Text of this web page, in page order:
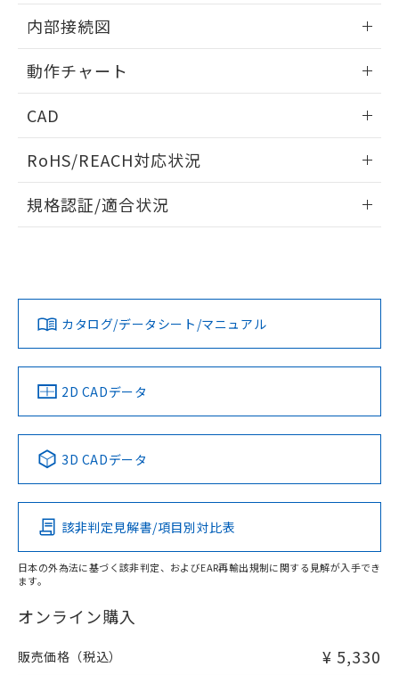
外形図
内部接続図
内部接続図
動作チャート
動作チャート
CAD
ドすることができます。
ログイン/会員登録
ダウンロードデータをご利用いただく前に、以下を必ずお読
みください。
ソフトウェアの使用条件
RoHS/REACH対応状況
EU RoHS 注意事項・凡例
対応済み
中国 RoHS 注意事項・凡例
Pb Hg Cd Cr(VI)
O
在庫等で未対応品が混在する可能性があります。
問い合わせください。
規格認証/適合状況
LR型式承認
（イギリス
船舶規格）
DNV型式承認
（ノルウェー
BV型式承認
（フランス
KR型式
（韓国
Yes No No No
この製品の規格認証/適合状況ページへ
その他の認証はこちらのページからご検索ください
カタログ/データシート/マニュアル
2D CADデータ
3D CADデータ
該非判定見解書/項目別対比表
日本の外為法に基づく該非判定、およびEAR再輸出規制に関する見解が入手でき
ます。
オンライン購入
販売価格（税込） ¥ 5,330
をご了承ください。
※当社の共同利用者とは、
の共同利用に関して"
の「1.共同利
用者の範囲」に記載されている法人を
EU RoHS指令（10物質）の非含有証明書
51物質の非含有証明書（当社基準）
るもので、過去に遡って非含有を証明する
ものではありません。
物質の対応では、対応完了までの期間は出
荷製品に未対応品が混在することから備考
欄に対応日を記載しておりました。
していることから、特段のことがない限
り、2022年1月12日より割愛しておりま